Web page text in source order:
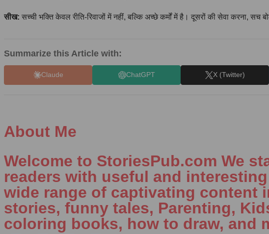
सीख: सच्ची भक्ति केवल रीति-रिवाजों में नहीं, बल्कि अच्छे कर्मों में है। दूसरों की सेवा करना, सच
Summarize this Article with:
Claude ChatGPT X (Twitter)
About Me
Welcome to StoriesPub.com We
readers with useful and
wide range of captivating content
stories, funny tales, Parenting,
coloring books, how to draw, and